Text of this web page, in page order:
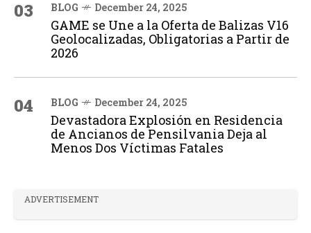
03 BLOG December 24, 2025
GAME se Une a la Oferta de Balizas V16
Geolocalizadas, Obligatorias a Partir de
2026
04 BLOG December 24, 2025
Devastadora Explosión en Residencia
de Ancianos de Pensilvania Deja al
Menos Dos Víctimas Fatales
ADVERTISEMENT